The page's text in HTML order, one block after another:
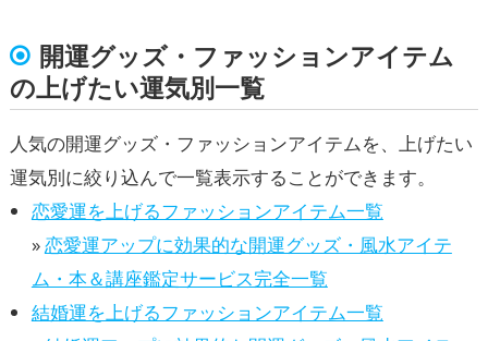
開運グッズ・ファッションアイテム
の上げたい運気別一覧
人気の開運グッズ・ファッションアイテムを、上げたい
運気別に絞り込んで一覧表示することができます。
恋愛運を上げるファッションアイテム一覧
»恋愛運アップに効果的な開運グッズ・風水アイテ
ム・本＆講座鑑定サービス完全一覧
結婚運を上げるファッションアイテム一覧